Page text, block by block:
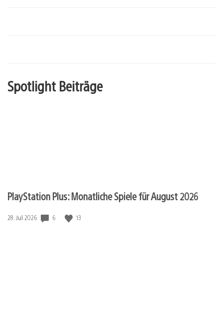
Spotlight Beiträge
PlayStation Plus: Monatliche Spiele für August 2026
Veröffentlichungsdatum:
28. Jul 2026 6 13